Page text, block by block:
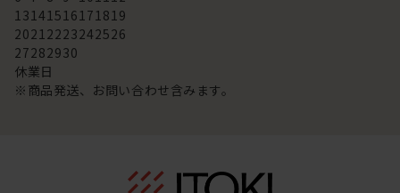
13141516171819
20212223242526
27282930
休業日
※商品発送、お問い合わせ含みます。